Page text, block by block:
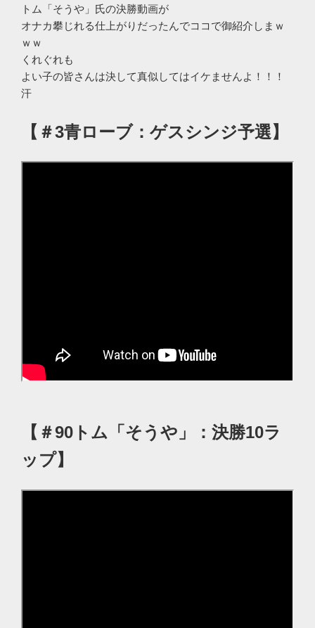
トム「そうや」氏の決勝動画が
オナカ攀じれる仕上がりだったんでココで御紹介しまｗ
ｗｗ
くれぐれも
よい子の皆さんは決して真似してはイケませんよ！！！
汗
【＃3青ローブ：ゲスシンジ予選】
【＃90トム「そうや」：決勝10ラ
ップ】